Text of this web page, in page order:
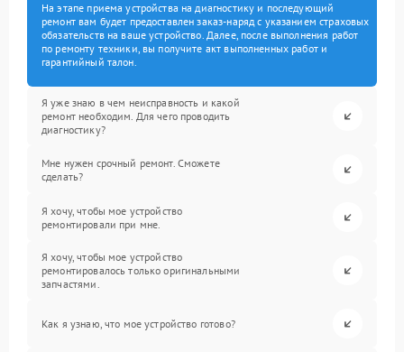
На этапе приема устройства на диагностику и последующий
ремонт вам будет предоставлен заказ-наряд с указанием страховых
обязательств на ваше устройство. Далее, после выполнения работ
по ремонту техники, вы получите акт выполненных работ и
гарантийный талон.
Я уже знаю в чем неисправность и какой
ремонт необходим. Для чего проводить
диагностику?
Мне нужен срочный ремонт. Сможете
сделать?
Я хочу, чтобы мое устройство
ремонтировали при мне.
Я хочу, чтобы мое устройство
ремонтировалось только оригинальными
запчастями.
Как я узнаю, что мое устройство готово?